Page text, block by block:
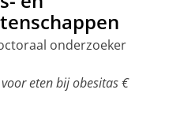
onderzoeker
eten bij obesitas €